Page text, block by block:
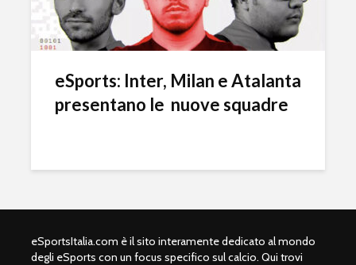
eSports: Inter, Milan e Atalanta
presentano le nuove squadre
eSportsItalia.com è il sito interamente dedicato al mondo
degli eSports con un focus specifico sul calcio. Qui trovi